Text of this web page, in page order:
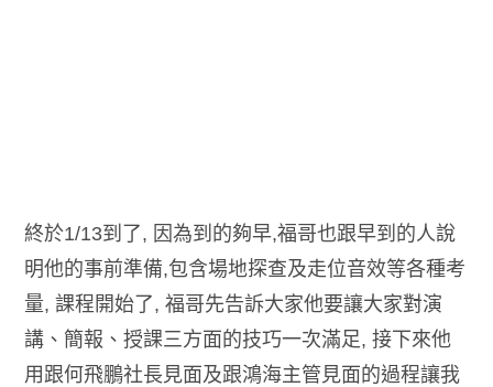
終於1/13到了, 因為到的夠早,福哥也跟早到的人說
明他的事前準備,包含場地探查及走位音效等各種考
量, 課程開始了, 福哥先告訴大家他要讓大家對演
講、簡報、授課三方面的技巧一次滿足, 接下來他
用跟何飛鵬社長見面及跟鴻海主管見面的過程讓我